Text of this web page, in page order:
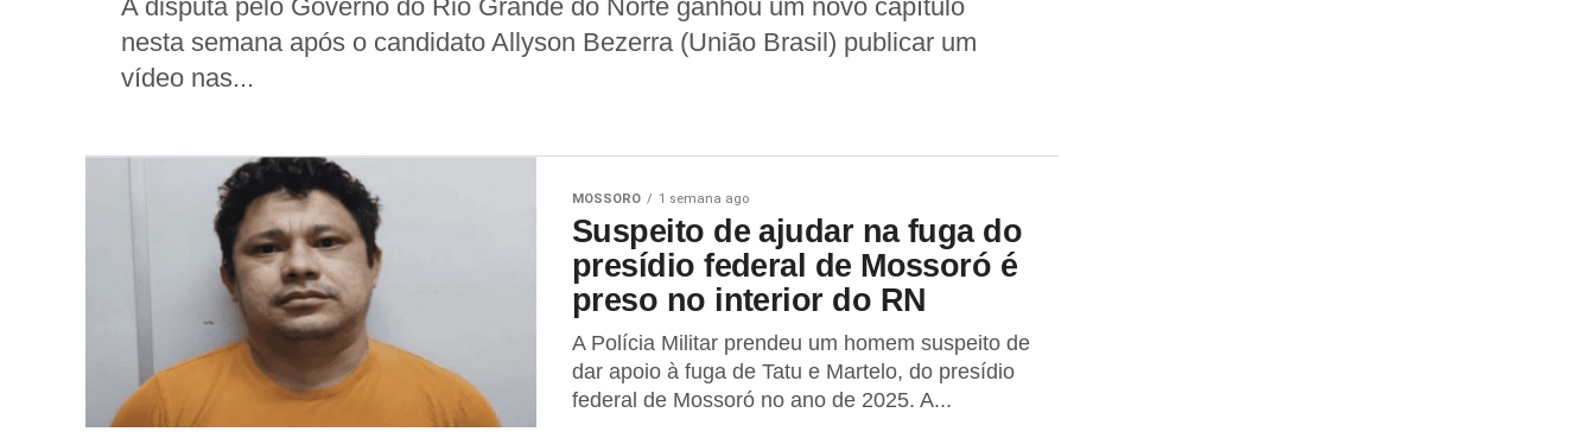
A disputa pelo Governo do Rio Grande do Norte ganhou um novo capítulo
nesta semana após o candidato Allyson Bezerra (União Brasil) publicar um
vídeo nas...
MOSSORO 1 semana ago
Suspeito de ajudar na fuga do
presídio federal de Mossoró é
preso no interior do RN
A Polícia Militar prendeu um homem suspeito de
dar apoio à fuga de Tatu e Martelo, do presídio
federal de Mossoró no ano de 2025. A...